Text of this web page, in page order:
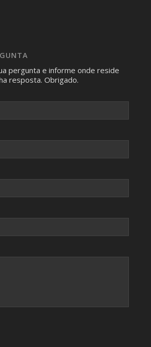
fotografada.
pergunta e informe onde reside
resposta. Obrigado.